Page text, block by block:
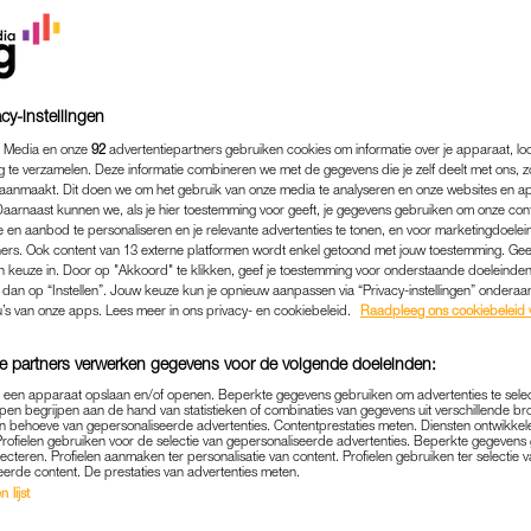
WAT IS HET EN HOE
UP PRODUCT
BEAUTY|WIL JE WETEN
10-03-2022 | MICHELLE VAN DER MOLEN
aan het sausen van je woonkamer? Kan, kan.
lezen, want je kunt het ook op je gezicht
instellingen
en onze 92 advertentiepartners gebruiken cookies om informatie over je apparaat,
te verzamelen. Deze informatie combineren we met de gegevens die je zelf deelt met ons,
Dit doen we om het gebruik van onze media te analyseren en onze websites en
kunnen we, als je hier toestemming voor geeft, je gegevens gebruiken om onze
en aanbod te personaliseren en je relevante advertenties te tonen, en voor
Ook content van 13 externe platformen wordt enkel getoond met jouw toestemming.
keuze in. Door op "Akkoord" te klikken, geef je toestemming voor onderstaande
op “Instellen”. Jouw keuze kun je opnieuw aanpassen via “Privacy-instellingen”
van onze apps. Lees meer in ons privacy- en cookiebeleid.
Raadpleeg ons cookiebeleid
partners verwerken gegevens voor de volgende doeleinden:
apparaat opslaan en/of openen. Beperkte gegevens gebruiken om advertenties te
begrijpen aan de hand van statistieken of combinaties van gegevens uit verschillende
behoeve van gepersonaliseerde advertenties. Contentprestaties meten. Diensten
gebruiken voor de selectie van gepersonaliseerde advertenties. Beperkte
Profielen aanmaken ter personalisatie van content. Profielen gebruiken ter selectie
content. De prestaties van advertenties meten.
lijst